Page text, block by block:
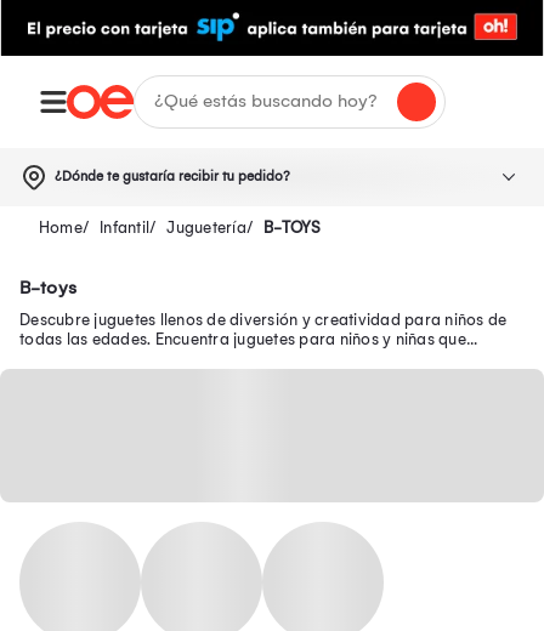
¿Dónde te gustaría recibir tu pedido?
Infantil Juguetería B-TOYS
B-toys
Descubre juguetes llenos de diversión y creatividad para niños de
todas las edades. Encuentra juguetes para niños y niñas que